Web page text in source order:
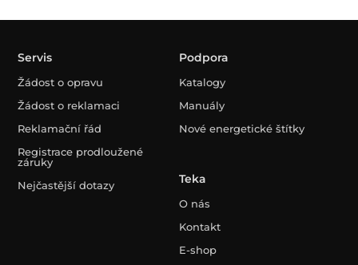
Servis
Žádost o opravu
Žádost o reklamaci
Reklamační řád
Registrace prodloužené
záruky
Nejčastější dotazy
Podpora
Katalogy
Manuály
Nové energetické štítky
Teka
O nás
Kontakt
E-shop